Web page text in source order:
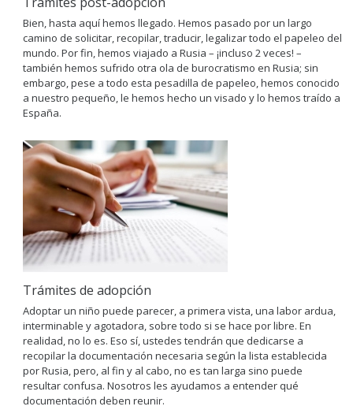
Bien, hasta aquí hemos llegado. Hemos pasado por un largo
camino de solicitar, recopilar, traducir, legalizar todo el papeleo del
mundo. Por fin, hemos viajado a Rusia – ¡incluso 2 veces! –
también hemos sufrido otra ola de burocratismo en Rusia; sin
embargo, pese a todo esta pesadilla de papeleo, hemos conocido
a nuestro pequeño, le hemos hecho un visado y lo hemos traído a
España.
Trámites de adopción
Adoptar un niño puede parecer, a primera vista, una labor ardua,
interminable y agotadora, sobre todo si se hace por libre. En
realidad, no lo es. Eso sí, ustedes tendrán que dedicarse a
recopilar la documentación necesaria según la lista establecida
por Rusia, pero, al fin y al cabo, no es tan larga sino puede
resultar confusa. Nosotros les ayudamos a entender qué
documentación deben reunir.